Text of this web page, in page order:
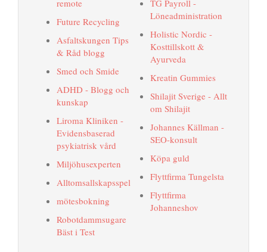
remote
Future Recycling
Asfaltskungen Tips
& Råd blogg
Smed och Smide
ADHD - Blogg och
kunskap
Liroma Kliniken -
Evidensbaserad
psykiatrisk vård
Miljöhusexperten
Alltomsallskapsspel
mötesbokning
Robotdammsugare
Bäst i Test
TG Payroll -
Löneadministration
Holistic Nordic -
Kosttillskott &
Ayurveda
Kreatin Gummies
Shilajit Sverige - Allt
om Shilajit
Johannes Källman -
SEO-konsult
Köpa guld
Flyttfirma Tungelsta
Flyttfirma
Johanneshov